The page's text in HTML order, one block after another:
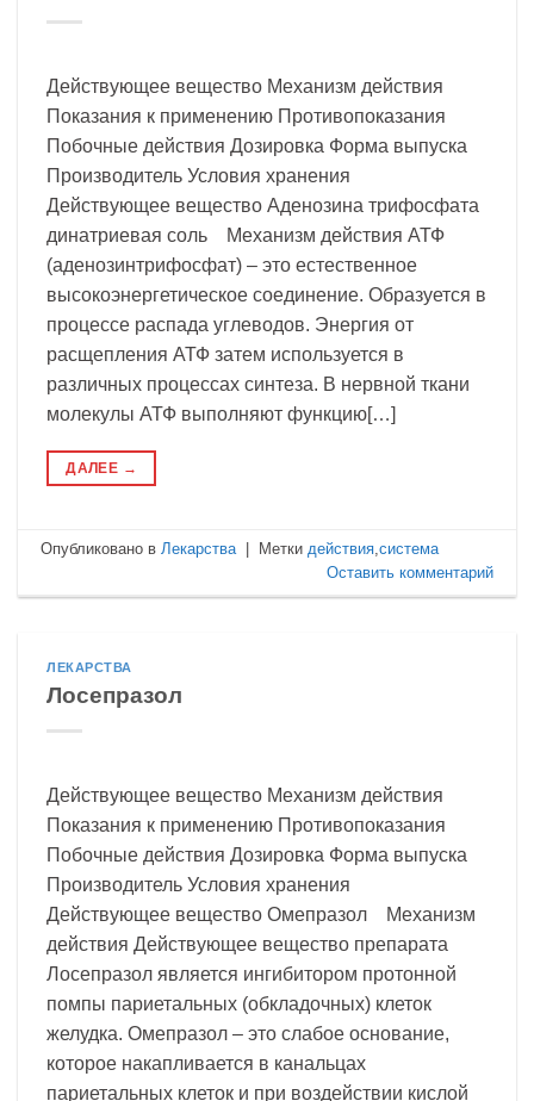
Действующее вещество Механизм действия
Показания к применению Противопоказания
Побочные действия Дозировка Форма выпуска
Производитель Условия хранения
Действующее вещество Аденозина трифосфата
динатриевая соль Механизм действия АТФ
(аденозинтрифосфат) – это естественное
высокоэнергетическое соединение. Образуется в
процессе распада углеводов. Энергия от
расщепления АТФ затем используется в
различных процессах синтеза. В нервной ткани
молекулы АТФ выполняют функцию[…]
ДАЛЕЕ →
Опубликовано вЛекарства Меткидействия,система
Оставить комментарий
ЛЕКАРСТВА
Лосепразол
Действующее вещество Механизм действия
Показания к применению Противопоказания
Побочные действия Дозировка Форма выпуска
Производитель Условия хранения
Действующее вещество Омепразол Механизм
действия Действующее вещество препарата
Лосепразол является ингибитором протонной
помпы париетальных (обкладочных) клеток
желудка. Омепразол – это слабое основание,
которое накапливается в канальцах
париетальных клеток и при воздействии кислой